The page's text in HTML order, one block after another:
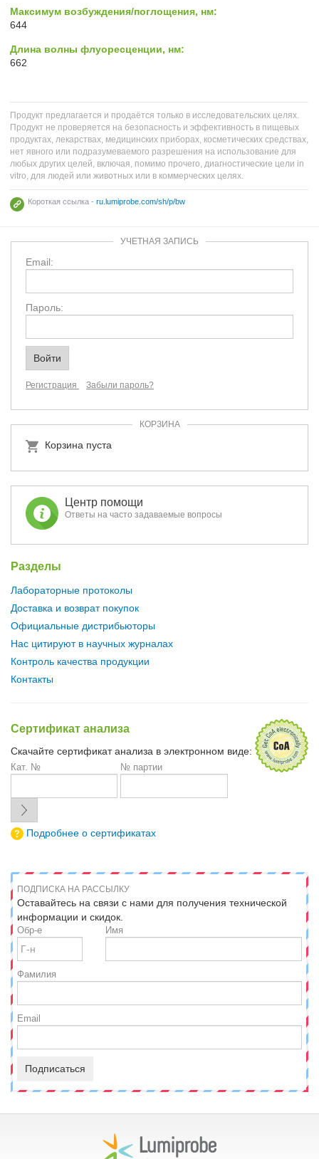
Максимум возбуждения/поглощения, нм:
644
Длина волны флуоресценции, нм:
662
Продукт предлагается и продаётся только в исследовательских целях.
Продукт не проверяется на безопасность и эффективность в пищевых
продуктах, лекарствах, медицинских приборах, косметических средствах,
нет явного или подразумеваемого разрешения на использование для
любых других целей, включая, помимо прочего, диагностические цели in
vitro, для людей или животных или в коммерческих целях.
Короткая ссылка - ru.lumiprobe.com/sh/p/bw
УЧЕТНАЯ ЗАПИСЬ
Email:
Пароль:
Регистрация Забыли пароль?
КОРЗИНА
Корзина пуста
Центр помощи
Ответы на часто задаваемые вопросы
Разделы
Лабораторные протоколы
Доставка и возврат покупок
Официальные дистрибьюторы
Нас цитируют в научных журналах
Контроль качества продукции
Контакты
Сертификат анализа
Скачайте сертификат анализа в электронном виде:
Кат. № № партии
Подробнее о сертификатах
ПОДПИСКА НА РАССЫЛКУ
Оставайтесь на связи с нами для получения технической
информации и скидок.
Обр-е Имя
Фамилия
Email
Подписаться